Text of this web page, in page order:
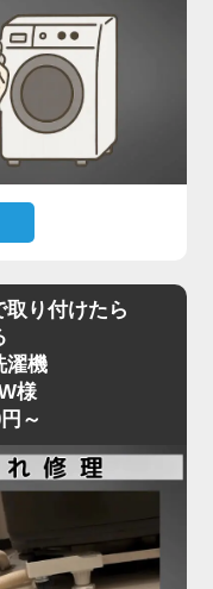
実的ではありませ
で熟練のスタッフ
保ったまま嵩上げ
も動作や振動に影
がら施工を進めま
たことで、今後の
に。施工料金は
業は、重量物の取
ロの手による確実
ご相談ください。
入される方も増え
した際に「付属
も少なくありませ
いたS様も、中古
機の取り付けに
ご自宅の水栓と合
排水口まで届かな
合った専用の給水
り付けたら
濯機
様
～